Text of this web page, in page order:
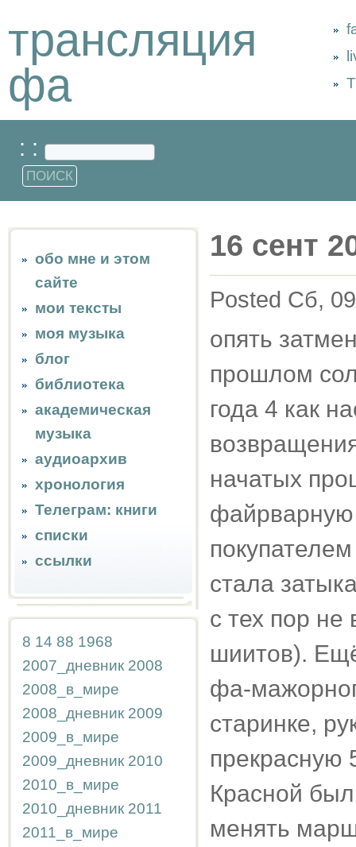
трансляция
фа
: :
обо мне и этом
сайте
мои тексты
моя музыка
блог
библиотека
академическая
музыка
аудиоархив
хронология
Телеграм: книги
списки
ссылки
8 14 88 1968
2007_дневник 2008
2008_в_мире
2008_дневник 2009
2009_в_мире
2009_дневник 2010
2010_в_мире
2010_дневник 2011
2011_в_мире
16 сент
Posted Сб,
опять
прошлом
года 4 как
начатых
стала
с тех пор
шиитов).
фа-
старинке,
прекрасную
Красной
менять